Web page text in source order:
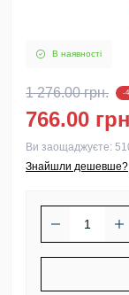
В наявності
1 276.00 грн. -
766.00
Ви заощаджуєте:
Знайшли дешевше?